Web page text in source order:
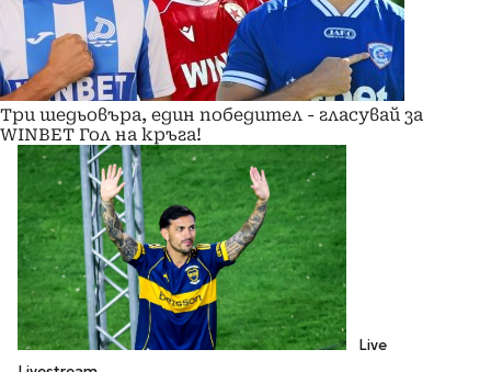
Три шедьовъра, един победител - гласувай за
WINBET Гол на кръга!
Live